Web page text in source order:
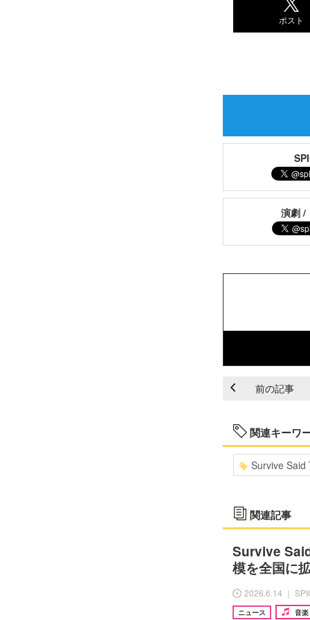
ポスト
演劇 /
前の記事
関連キーワ
Survive Said
関連記事
Survive
模を全国に
2026.6.14 ｜
ニュース 音楽